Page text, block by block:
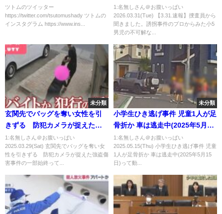
成作家が書いた台本をただ読む
だけ！（誰にでもできる簡単な
お仕事です）
ツトムのツイッター
https://twitter.com/tsutomushady ツトムの
インスタグラム https://www.ins...
小5男児の不可解な行方不明につ
いて。
1:名無しさん＠お腹いっぱい
2026.03.31(Tue) 【3.31.速報】捜査員から
聞きました。誘拐事件のプロからみた小5
男児の不可解な...
未分類
玄関先でバッグを奪い女性を引
きずる 防犯カメラが捉えた強
盗傷害事件の一部始終
1:名無しさん＠お腹いっぱい
2025.03.29(Sat) 玄関先でバッグを奪い女
性を引きずる 防犯カメラが捉えた強盗傷
害事件の一部始終って...
未分類
小学生ひき逃げ事件 児童1人が足
骨折か 車は逃走中(2025年5月15
日)
1:名無しさん＠お腹いっぱい
2025.05.15(Thu) 小学生ひき逃げ事件 児童
1人が足骨折か 車は逃走中(2025年5月15
日)って動...